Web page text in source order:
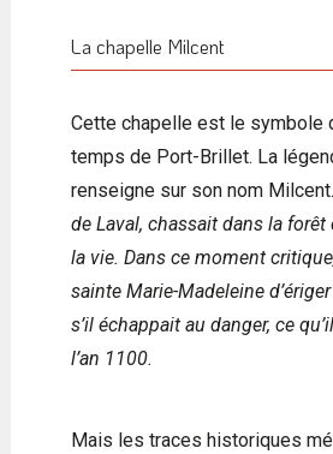
La chapelle Milcent
Cette chapelle est le symbole
temps de Port-Brillet. La
renseigne sur son nom Milcent.
de Laval, chassait dans la
la vie. Dans ce moment
sainte Marie-Madeleine
s’il échappait au danger, ce
l’an 1100.
Mais les traces historiques